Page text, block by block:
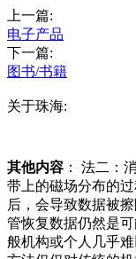
上一篇:
电子产品
下一篇:
图书/书籍
关于珠海:
其他内容 ： 法二：
带上的磁场分布的
后，会导致数据被
管恢复数据仍然是
般机构或个人几乎